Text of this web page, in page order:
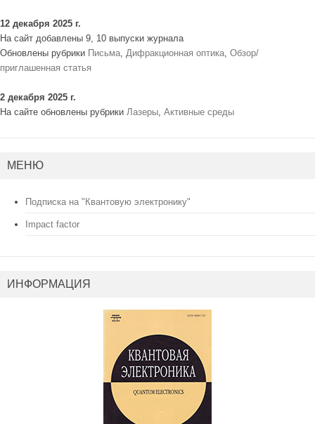
12 декабря 2025 г.
На сайт добавлены 9, 10 выпуски журнала
Обновлены рубрики Письма, Дифракционная оптика, Обзор/
приглашенная статья
2 декабря 2025 г.
На сайте обновлены рубрики Лазеры, Активные среды
МЕНЮ
Подписка на "Квантовую электронику"
Impact factor
ИНФОРМАЦИЯ